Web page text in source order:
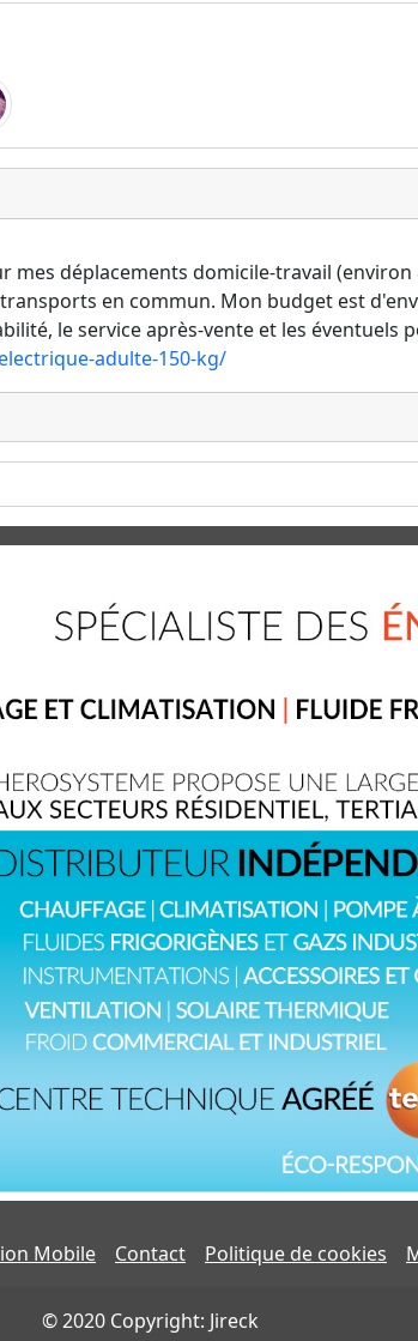
déplacements domicile-travail (environ
en commun. Mon budget est
le service après-vente et les éventuels
adulte-150-kg/
Mobile Contact Politique de cookies
© 2020 Copyright: Jireck